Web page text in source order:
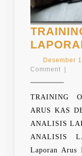
Desember
Comment
TRAINING
ARUS KAS
ANALISIS
ANALISIS
Laporan Arus